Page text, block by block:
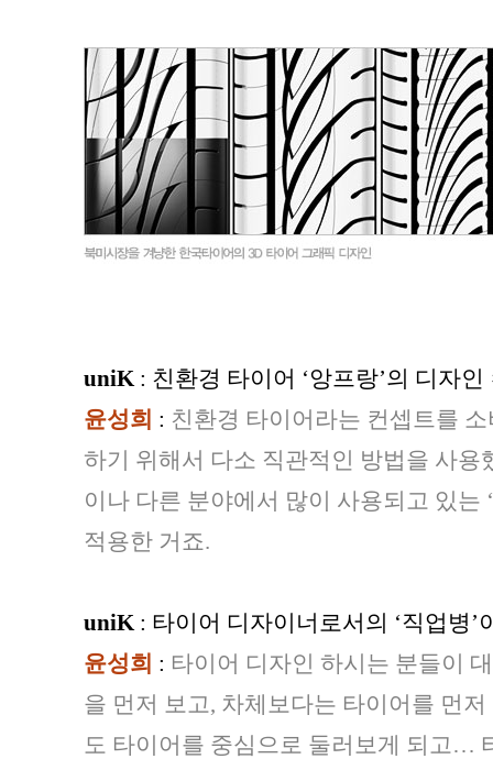
uniK : 친환경 타이어 ‘앙프랑’의 디자
윤성희 : 친환경 타이어라는 컨셉트를
하기 위해서 다소 직관적인 방법을 사용
이나 다른 분야에서 많이 사용되고 있는
적용한 거죠.
uniK : 타이어 디자이너로서의 ‘직업병
윤성희 : 타이어 디자인 하시는 분들이
을 먼저 보고, 차체보다는 타이어를 먼
도 타이어를 중심으로 둘러보게 되고…